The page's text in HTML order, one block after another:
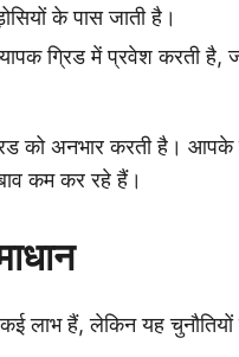
के पास जाती है।
ग्रिड में प्रवेश करती है,
को अनभार करती है।
कम कर रहे हैं।
लाभ हैं, लेकिन यह